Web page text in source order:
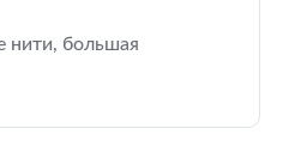
нити, большая